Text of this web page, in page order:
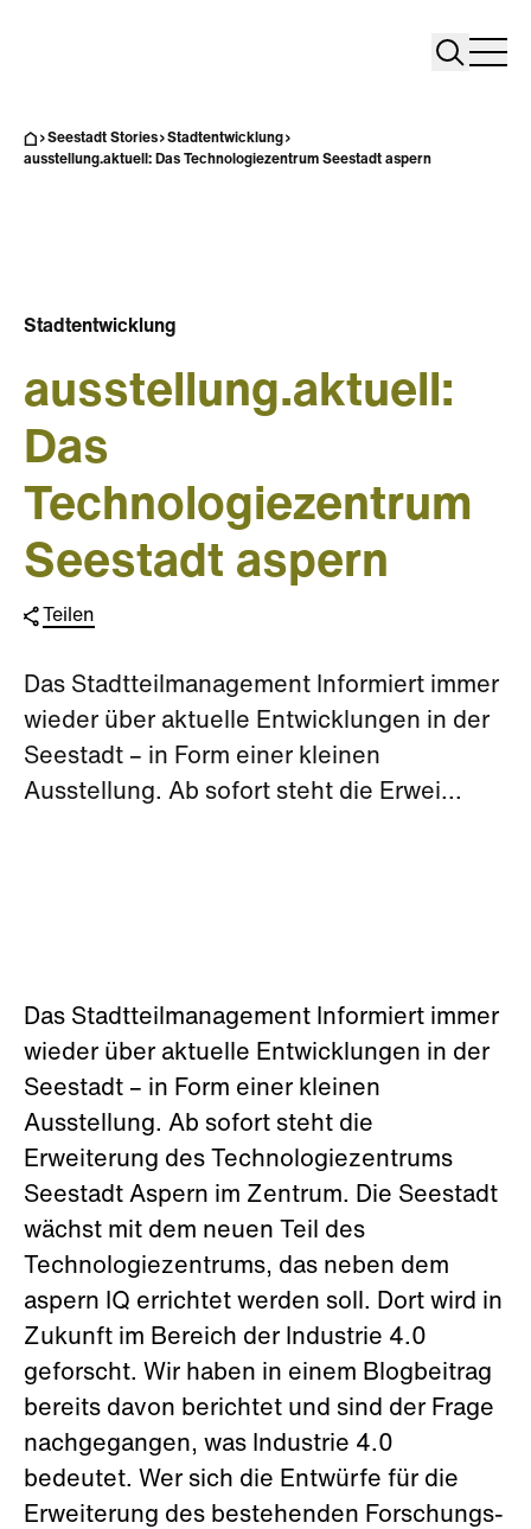
Search
Seestadt Stories
Stadtentwicklung
ausstellung.aktuell: Das Technologiezentrum Seestadt aspern
Stadtentwicklung
ausstellung.aktuell:
Das
Technologiezentrum
Seestadt aspern
Teilen
Das Stadtteilmanagement Informiert immer
wieder über aktuelle Entwicklungen in der
Seestadt – in Form einer kleinen
Ausstellung. Ab sofort steht die Erwei...
Das Stadtteilmanagement Informiert immer
wieder über aktuelle Entwicklungen in der
Seestadt – in Form einer kleinen
Ausstellung. Ab sofort steht die
Erweiterung des Technologiezentrums
Seestadt Aspern im Zentrum. Die Seestadt
wächst mit dem neuen Teil des
Technologiezentrums, das neben dem
aspern IQ errichtet werden soll. Dort wird in
Zukunft im Bereich der Industrie 4.0
geforscht. Wir haben in einem Blogbeitrag
bereits davon berichtet und sind der Frage
nachgegangen, was Industrie 4.0
bedeutet. Wer sich die Entwürfe für die
Erweiterung des bestehenden Forschungs-